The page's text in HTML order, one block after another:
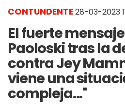
CONTUNDENTE28-03-2023
El fuerte
Paoloski tras la
contra Jey
viene una
compleja..."